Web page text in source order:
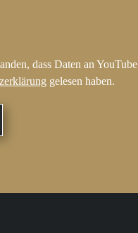
dass Daten an YouTube
gelesen haben.